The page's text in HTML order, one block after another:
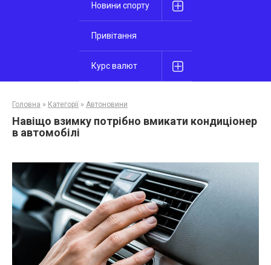
Новини спорту
Привітання
Курс валют
Головна » Категорії » Автоновини
Навіщо взимку потрібно вмикати кондиціонер
в автомобілі